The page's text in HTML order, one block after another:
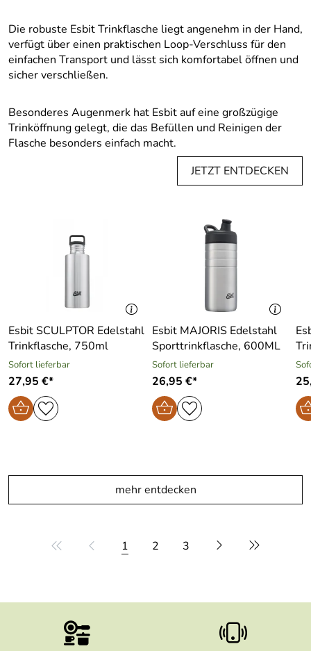
Die robuste Esbit Trinkflasche liegt angenehm in der Hand,
verfügt über einen praktischen Loop-Verschluss für den
einfachen Transport und lässt sich komfortabel öffnen und
sicher verschließen.
Besonderes Augenmerk hat Esbit auf eine großzügige
Trinköffnung gelegt, die das Befüllen und Reinigen der
Flasche besonders einfach macht.
JETZT ENTDECKEN
Esbit SCULPTOR Edelstahl
Trinkflasche, 750ml
Sofort lieferbar
27,95 €*
Esbit MAJORIS Edelstahl
Sporttrinkflasche, 600ML
Sofort lieferbar
26,95 €*
mehr entdecken
1 2 3